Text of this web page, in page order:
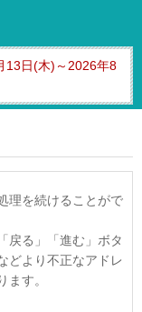
13日(木)～2026年8
理を続けることがで
戻る」「進む」ボタ
どより不正なアドレ
ます。